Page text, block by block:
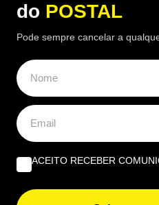
do POSTAL
Pode sempre cancelar a
ACEITO RECEBER